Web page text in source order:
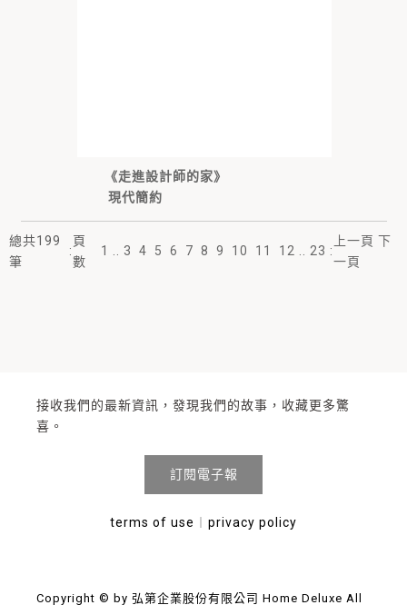
《走進設計師的家》
現代簡約
總共199
筆
:
頁
數
1 3 4 5 6 7 8 9 10 11 12 23 :
上一頁 下
一頁
Copyright © by 弘第企業股份有限公司 Home Deluxe All
接收我們的最新資訊，發現我們的故事，收藏更多驚
喜。
訂閱電子報
terms of use privacy policy